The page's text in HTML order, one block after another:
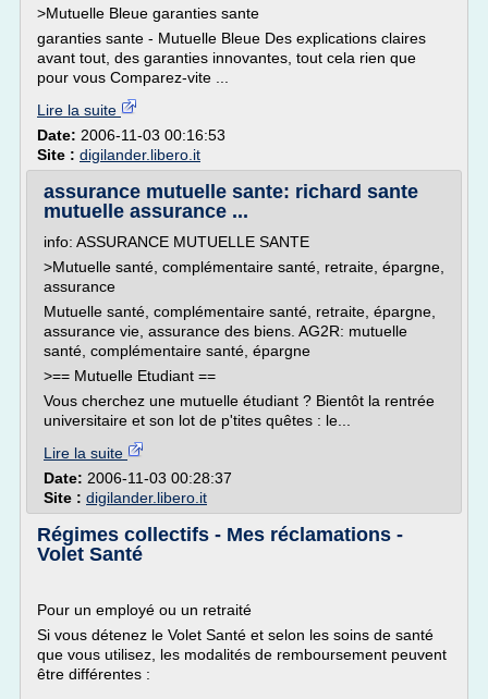
>Mutuelle Bleue garanties sante
garanties sante - Mutuelle Bleue Des explications claires
avant tout, des garanties innovantes, tout cela rien que
pour vous Comparez-vite ...
Lire la suite
Date: 2006-11-03 00:16:53
Site : digilander.libero.it
assurance mutuelle sante: richard sante
mutuelle assurance ...
info: ASSURANCE MUTUELLE SANTE
>Mutuelle santé, complémentaire santé, retraite, épargne,
assurance
Mutuelle santé, complémentaire santé, retraite, épargne,
assurance vie, assurance des biens. AG2R: mutuelle
santé, complémentaire santé, épargne
>== Mutuelle Etudiant ==
Vous cherchez une mutuelle étudiant ? Bientôt la rentrée
universitaire et son lot de p'tites quêtes : le...
Lire la suite
Date: 2006-11-03 00:28:37
Site : digilander.libero.it
Régimes collectifs - Mes réclamations -
Volet Santé
Pour un employé ou un retraité
Si vous détenez le Volet Santé et selon les soins de santé
que vous utilisez, les modalités de remboursement peuvent
être différentes :